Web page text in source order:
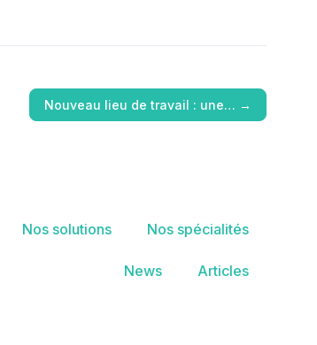
Nouveau lieu de travail : une… →
Nos solutions Nos spécialités
News Articles